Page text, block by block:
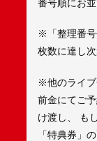
番号順にお
※「整理番号
枚数に達し
※他のライブ
前金にてご
け渡し、 も
「特典券」